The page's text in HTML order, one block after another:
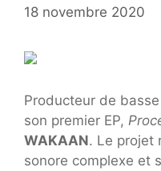
18 novembre 2020
Producteur de
son premier EP,
WAKAAN. Le projet
sonore complexe et